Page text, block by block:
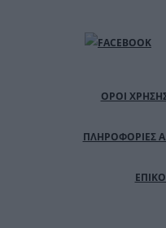
ΟΡΟΙ
ΠΛΗΡΟΦΟΡΙΕΣ